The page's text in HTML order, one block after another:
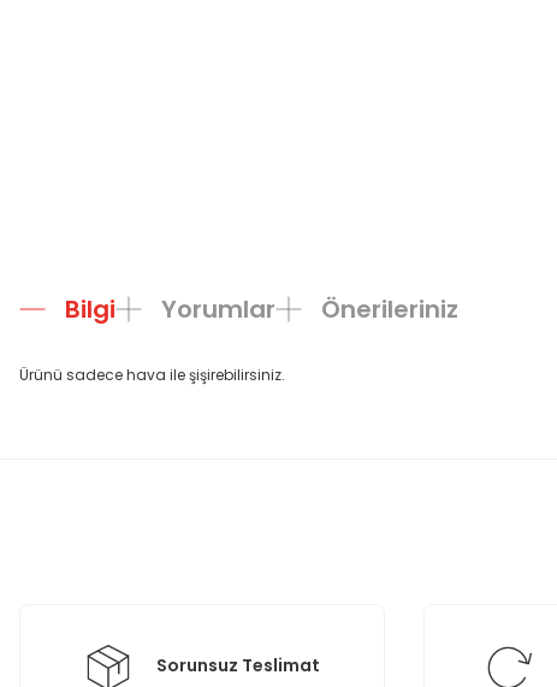
Bilgi Yorumlar Önerileriniz
Ürünü sadece hava ile şişirebilirsiniz.
Sorunsuz Teslimat